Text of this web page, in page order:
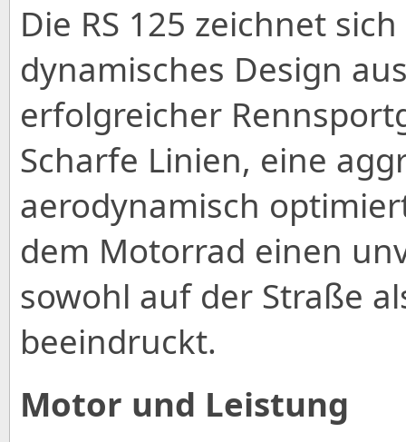
Die RS 125 zeichnet
dynamisches Design
erfolgreicher
Scharfe Linien, eine
aerodynamisch
dem Motorrad einen
sowohl auf der Straße
beeindruckt.
Motor und Leistung